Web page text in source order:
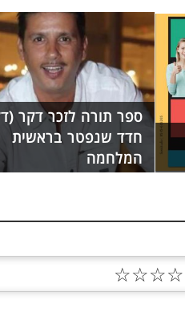
ספר תורה לזכר דקר
חדד שנפטר בראשית
המלחמה
☆
☆
☆
☆